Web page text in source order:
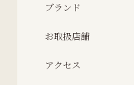
ブランド
お取扱店舗
アクセス